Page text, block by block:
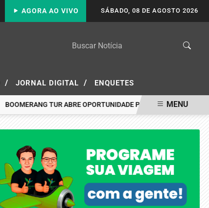
SÁBADO, 08 DE AGOSTO 2026
AGORA AO VIVO
/ JORNAL DIGITAL / ENQUETES
BOOMERANG TUR ABRE OPORTUNIDADE PARA VIAJAR A
MENU